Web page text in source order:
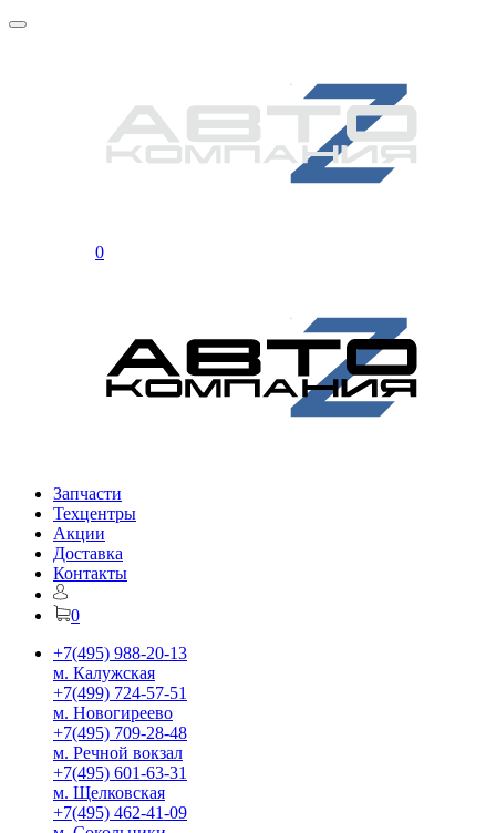
0
Запчасти
Техцентры
Акции
Доставка
Контакты
0
+7(495) 988-20-13
м. Калужская
+7(499) 724-57-51
м. Новогиреево
+7(495) 709-28-48
м. Речной вокзал
+7(495) 601-63-31
м. Щелковская
+7(495) 462-41-09